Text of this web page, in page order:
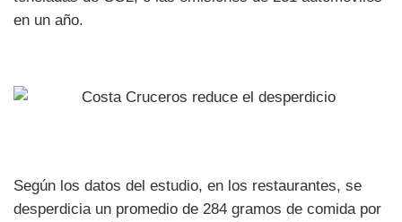
en un año.
Según los datos del estudio, en los restaurantes, se
desperdicia un promedio de 284 gramos de comida por